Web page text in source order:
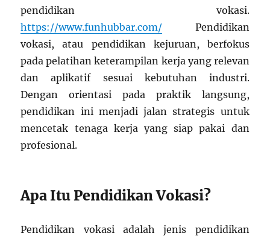
pendidikan vokasi.
https://www.funhubbar.com/ Pendidikan
vokasi, atau pendidikan kejuruan, berfokus
pada pelatihan keterampilan kerja yang relevan
dan aplikatif sesuai kebutuhan industri.
Dengan orientasi pada praktik langsung,
pendidikan ini menjadi jalan strategis untuk
mencetak tenaga kerja yang siap pakai dan
profesional.
Apa Itu Pendidikan Vokasi?
Pendidikan vokasi adalah jenis pendidikan